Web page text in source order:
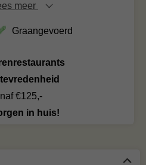
meer
Graangevoerd
€125,-
in huis!